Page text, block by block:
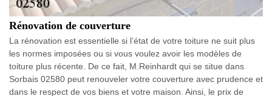
Rénovation de couverture
La rénovation est essentielle si l’état de votre toiture ne suit plus
les normes imposées ou si vous voulez avoir les modèles de
toiture plus récente. De ce fait, M.Reinhardt qui se situe dans
Sorbais 02580 peut renouveler votre couverture avec prudence et
dans le respect de vos biens et votre maison. Ainsi, le prix de